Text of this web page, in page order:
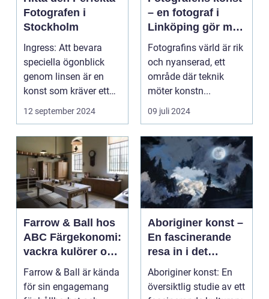
Fotografen i
Stockholm
Ingress: Att bevara
speciella ögonblick
genom linsen är en
konst som kräver ett
tr&au...
12 september 2024
– en fotograf i
Linköping gör mer
än att bara trycka
på en knapp
Fotografins värld är rik
och nyanserad, ett
område där teknik
möter konstn...
09 juli 2024
Farrow & Ball hos
ABC Färgekonomi:
vackra kulörer och
miljömedvetenhet
Farrow & Ball är kända
för sin engagemang
Aboriginer konst –
En fascinerande
resa in i det
australiska
aboriginska
kulturarvet
Aboriginer konst: En
översiktlig studie av ett